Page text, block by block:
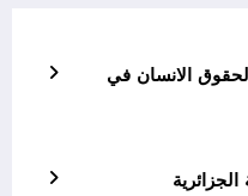
لحقوق الانسان في